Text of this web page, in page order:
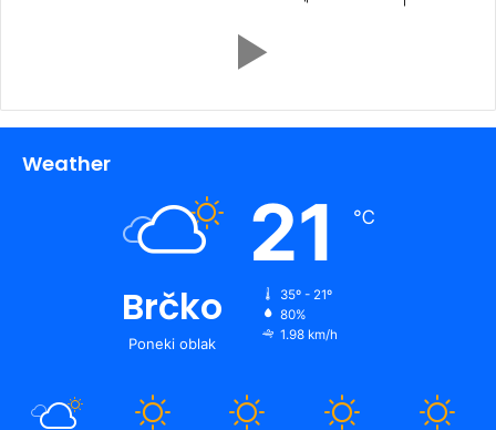
Weather
Brčko
Poneki oblak
21 ℃
35º - 21º
80%
1.98 km/h